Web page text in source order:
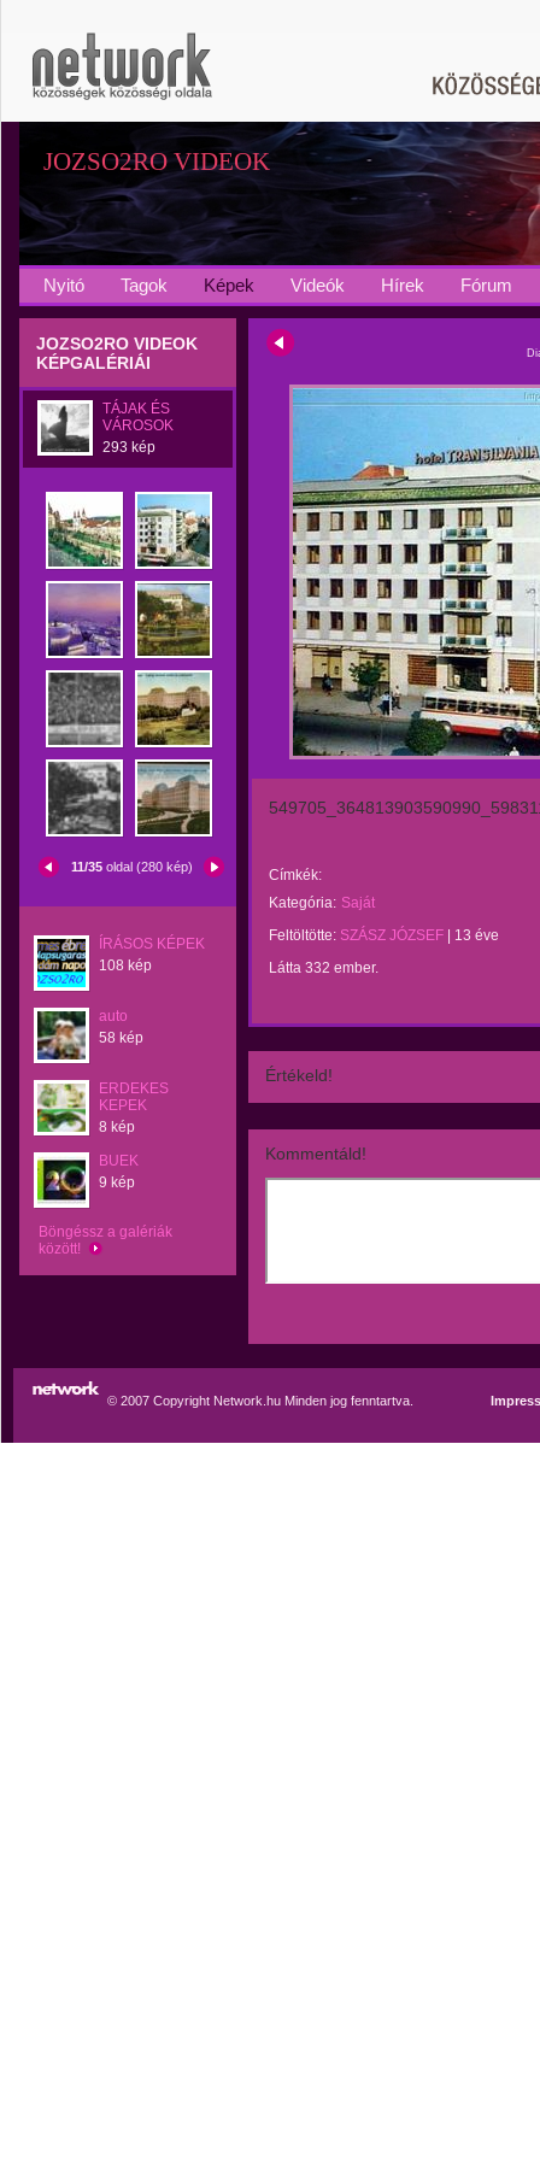
JOZSO2RO VIDEOK
Nyitó Tagok Képek Videók Hírek Fórum
JOZSO2RO VIDEOK
KÉPGALÉRIÁI
TÁJAK ÉS
VÁROSOK
293 kép
11/35oldal (280 kép)
ÍRÁSOS KÉPEK
108 kép
auto
58 kép
ERDEKES
KEPEK
8 kép
BUEK
9 kép
Böngéssz a galériák
között!
Címkék:
Kategória: Saját
Feltöltötte: SZÁSZ JÓZSEF
13 éve
Látta 332 ember.
Értékeld!
Kommentáld!
© 2007 Copyright Network.hu Minden jog fenntartva.